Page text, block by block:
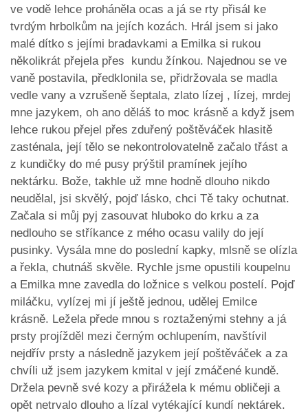
ve vodě lehce proháněla ocas a já se rty přisál ke
tvrdým hrbolkům na jejích kozách. Hrál jsem si jako
malé dítko s jejími bradavkami a Emilka si rukou
několikrát přejela přes kundu žínkou. Najednou se ve
vaně postavila, předklonila se, přidržovala se madla
vedle vany a vzrušeně šeptala, zlato lízej , lízej, mrdej
mne jazykem, oh ano děláš to moc krásně a když jsem
lehce rukou přejel přes zduřený poštěváček hlasitě
zasténala, její tělo se nekontrolovatelně začalo třást a
z kundičky do mé pusy prýštil pramínek jejího
nektárku. Bože, takhle už mne hodně dlouho nikdo
neudělal, jsi skvělý, pojď lásko, chci Tě taky ochutnat.
Začala si můj pyj zasouvat hluboko do krku a za
nedlouho se stříkance z mého ocasu valily do její
pusinky. Vysála mne do poslední kapky, mlsně se olízla
a řekla, chutnáš skvěle. Rychle jsme opustili koupelnu
a Emilka mne zavedla do ložnice s velkou postelí. Pojď
miláčku, vylízej mi jí ještě jednou, udělej Emilce
krásně. Ležela přede mnou s roztaženými stehny a já
prsty projížděl mezi černým ochlupením, navštívil
nejdřív prsty a následně jazykem její poštěváček a za
chvíli už jsem jazykem kmital v její zmáčené kundě.
Držela pevně své kozy a přirážela k mému obličeji a
opět netrvalo dlouho a lízal vytékající kundí nektárek.